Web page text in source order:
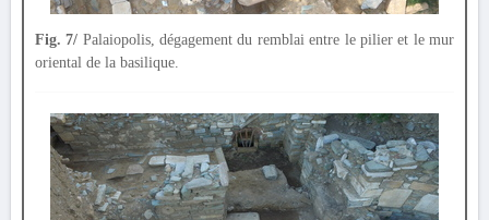
Fig. 7/ Palaiopolis, dégagement du remblai entre le pilier et le mur
oriental de la basilique.